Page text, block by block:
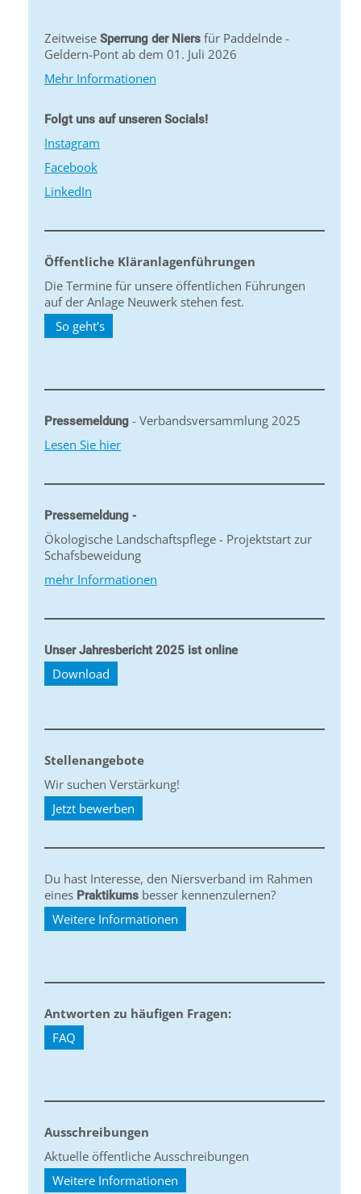
Zeitweise Sperrung der Niers für Paddelnde -
Geldern-Pont ab dem 01. Juli 2026
Mehr Informationen
Folgt uns auf unseren Socials!
Instagram
Facebook
LinkedIn
Öffentliche Kläranlagenführungen
Die Termine für unsere öffentlichen Führungen
auf der Anlage Neuwerk stehen fest.
So geht's
Pressemeldung - Verbandsversammlung 2025
Lesen Sie hier
Pressemeldung -
Ökologische Landschaftspflege - Projektstart zur
Schafsbeweidung
mehr Informationen
Unser Jahresbericht 2025 ist online
Download
Stellenangebote
Wir suchen Verstärkung!
Jetzt bewerben
Du hast Interesse, den Niersverband im Rahmen
eines Praktikums besser kennenzulernen?
Weitere Informationen
Antworten zu häufigen Fragen:
FAQ
Ausschreibungen
Aktuelle öffentliche Ausschreibungen
Weitere Informationen